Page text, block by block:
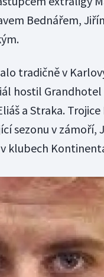
Bednářem,
tradičně v
hostil Grandhotel
a Straka.
sezonu v zámoří,
klubech